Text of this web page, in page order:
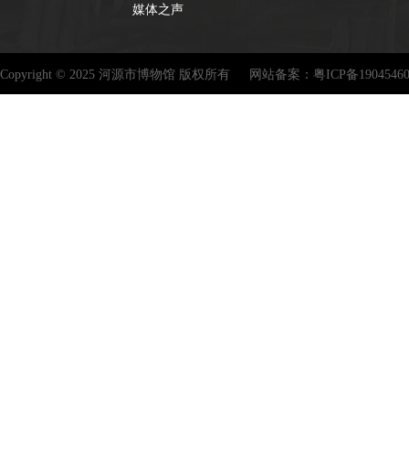
媒体之声
Copyright © 2025 河源市博物馆 版权所有 网站备案： 粤ICP备